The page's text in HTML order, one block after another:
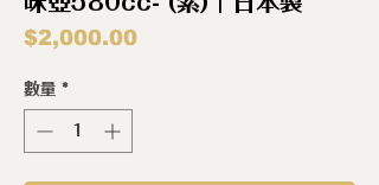
$2,000.00價
數量 *